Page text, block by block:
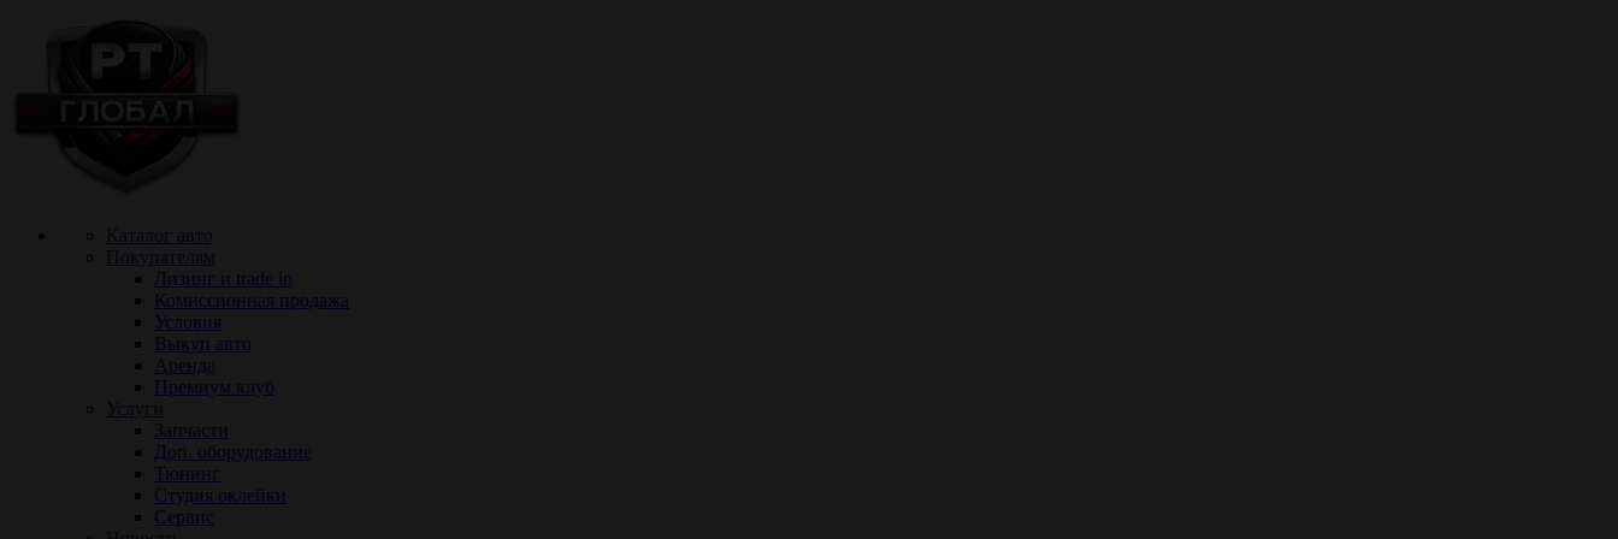
Лизинг и trade in
Комиссионная продажа
Условия
Выкуп авто
Аренда
Премиум клуб
Запчасти
Доп. оборудование
Тюнинг
Cтудия оклейки
Сервис